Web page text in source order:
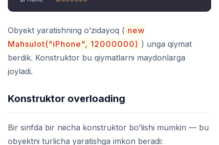
Obyekt yaratishning o’zidayoq ( new
Mahsulot("iPhone", 12000000) ) unga qiymat
berdik. Konstruktor bu qiymatlarni maydonlarga
joyladi.
Konstruktor overloading
Bir sinfda bir necha konstruktor bo’lishi mumkin — bu
obyektni turlicha yaratishga imkon beradi: